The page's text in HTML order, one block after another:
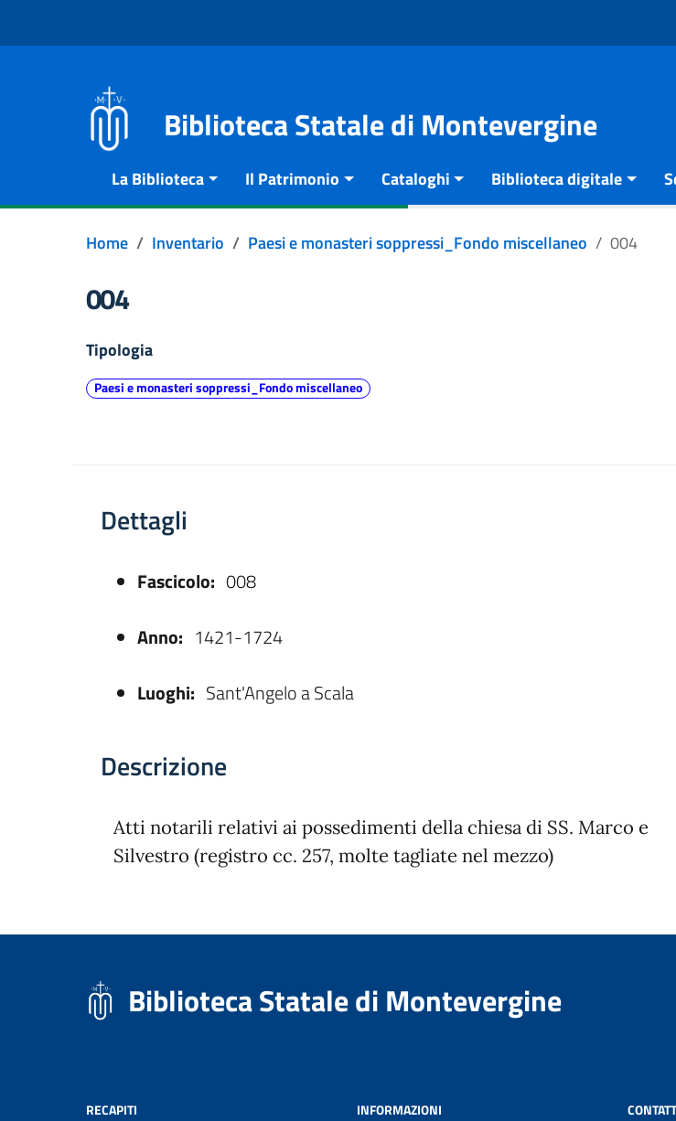
Biblioteca Statale di Montevergine
La Biblioteca Il Patrimonio Cataloghi Biblioteca digitale
Home Inventario Paesi e monasteri soppressi_Fondo miscellaneo 004
004
Tipologia
Paesi e monasteri soppressi_Fondo miscellaneo
Dettagli
Fascicolo: 008
Anno: 1421-1724
Luoghi: Sant'Angelo a Scala
Descrizione
Atti notarili relativi ai possedimenti della chiesa di SS. Marco e
Silvestro (registro cc. 257, molte tagliate nel mezzo)
Biblioteca Statale di Montevergine
RECAPITI INFORMAZIONI